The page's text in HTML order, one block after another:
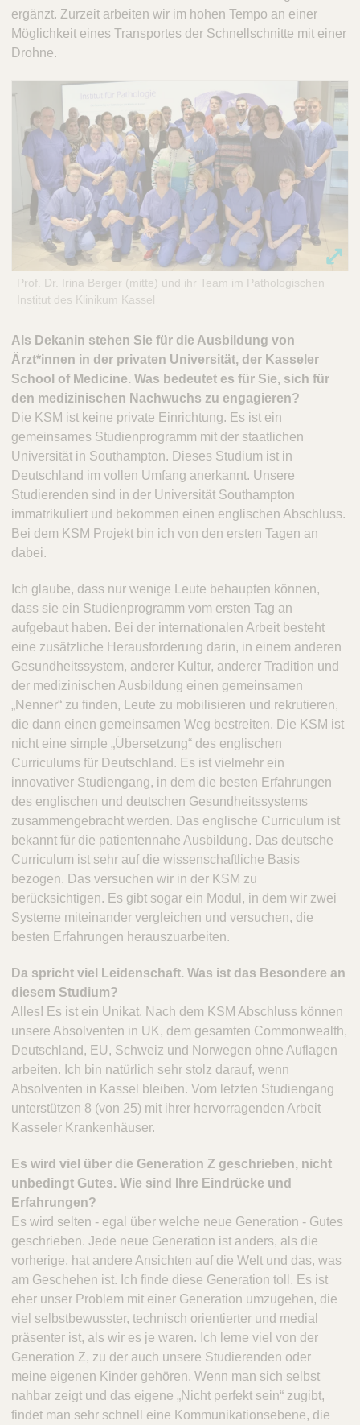
ergänzt. Zurzeit arbeiten wir im hohen Tempo an einer
Möglichkeit eines Transportes der Schnellschnitte mit einer
Drohne.
Prof. Dr. Irina Berger (mitte) und ihr Team im Pathologischen
Institut des Klinikum Kassel
Als Dekanin stehen Sie für die Ausbildung von
Ärzt*innen in der privaten Universität, der Kasseler
School of Medicine. Was bedeutet es für Sie, sich für
den medizinischen Nachwuchs zu engagieren?
Die KSM ist keine private Einrichtung. Es ist ein
gemeinsames Studienprogramm mit der staatlichen
Universität in Southampton. Dieses Studium ist in
Deutschland im vollen Umfang anerkannt. Unsere
Studierenden sind in der Universität Southampton
immatrikuliert und bekommen einen englischen Abschluss.
Bei dem KSM Projekt bin ich von den ersten Tagen an
dabei.
Ich glaube, dass nur wenige Leute behaupten können,
dass sie ein Studienprogramm vom ersten Tag an
aufgebaut haben. Bei der internationalen Arbeit besteht
eine zusätzliche Herausforderung darin, in einem anderen
Gesundheitssystem, anderer Kultur, anderer Tradition und
der medizinischen Ausbildung einen gemeinsamen
„Nenner“ zu finden, Leute zu mobilisieren und rekrutieren,
die dann einen gemeinsamen Weg bestreiten. Die KSM ist
nicht eine simple „Übersetzung“ des englischen
Curriculums für Deutschland. Es ist vielmehr ein
innovativer Studiengang, in dem die besten Erfahrungen
des englischen und deutschen Gesundheitssystems
zusammengebracht werden. Das englische Curriculum ist
bekannt für die patientennahe Ausbildung. Das deutsche
Curriculum ist sehr auf die wissenschaftliche Basis
bezogen. Das versuchen wir in der KSM zu
berücksichtigen. Es gibt sogar ein Modul, in dem wir zwei
Systeme miteinander vergleichen und versuchen, die
besten Erfahrungen herauszuarbeiten.
Da spricht viel Leidenschaft. Was ist das Besondere an
diesem Studium?
Alles! Es ist ein Unikat. Nach dem KSM Abschluss können
unsere Absolventen in UK, dem gesamten Commonwealth,
Deutschland, EU, Schweiz und Norwegen ohne Auflagen
arbeiten. Ich bin natürlich sehr stolz darauf, wenn
Absolventen in Kassel bleiben. Vom letzten Studiengang
unterstützen 8 (von 25) mit ihrer hervorragenden Arbeit
Kasseler Krankenhäuser.
Es wird viel über die Generation Z geschrieben, nicht
unbedingt Gutes. Wie sind Ihre Eindrücke und
Erfahrungen?
Es wird selten - egal über welche neue Generation - Gutes
geschrieben. Jede neue Generation ist anders, als die
vorherige, hat andere Ansichten auf die Welt und das, was
am Geschehen ist. Ich finde diese Generation toll. Es ist
eher unser Problem mit einer Generation umzugehen, die
viel selbstbewusster, technisch orientierter und medial
präsenter ist, als wir es je waren. Ich lerne viel von der
Generation Z, zu der auch unsere Studierenden oder
meine eigenen Kinder gehören. Wenn man sich selbst
nahbar zeigt und das eigene „Nicht perfekt sein“ zugibt,
findet man sehr schnell eine Kommunikationsebene, die